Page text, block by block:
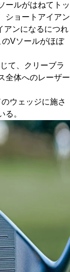
ールがはねてトッ
ショートアイアン
アンになるにつれ
Vソールがほぼ
て、クリーブラ
全体へのレーザー
ウェッジに施さ
る。